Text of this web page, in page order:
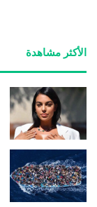
الأكثر مشاهدة